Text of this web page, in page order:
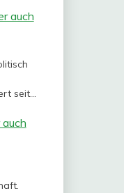
auch
seit…